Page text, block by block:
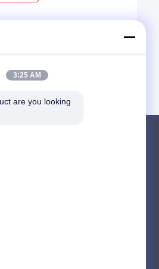
3:25 AM
are you looking